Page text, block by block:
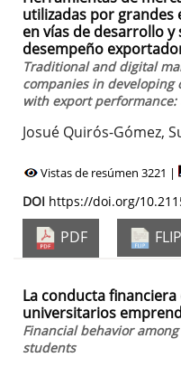
utilizadas por grandes
en vías de desarrollo
desempeño
Traditional and digital
companies in
with export performance:
Josué Quirós-Gómez,
Vistas de resúmen 3221 |
DOI https://doi.org/
PDF FLIP
La conducta
universitarios
Financial behavior
students